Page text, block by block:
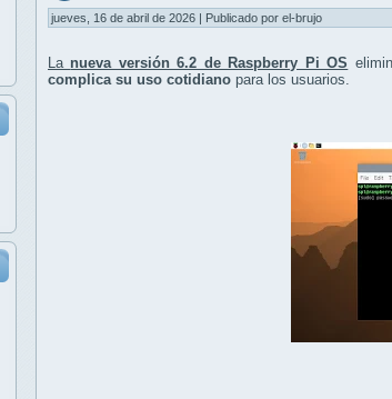
jueves, 16 de abril de 2026 | Publicado por el-brujo
La nueva versión 6.2 de Raspberry Pi OS
complica su uso cotidiano para los usuarios.